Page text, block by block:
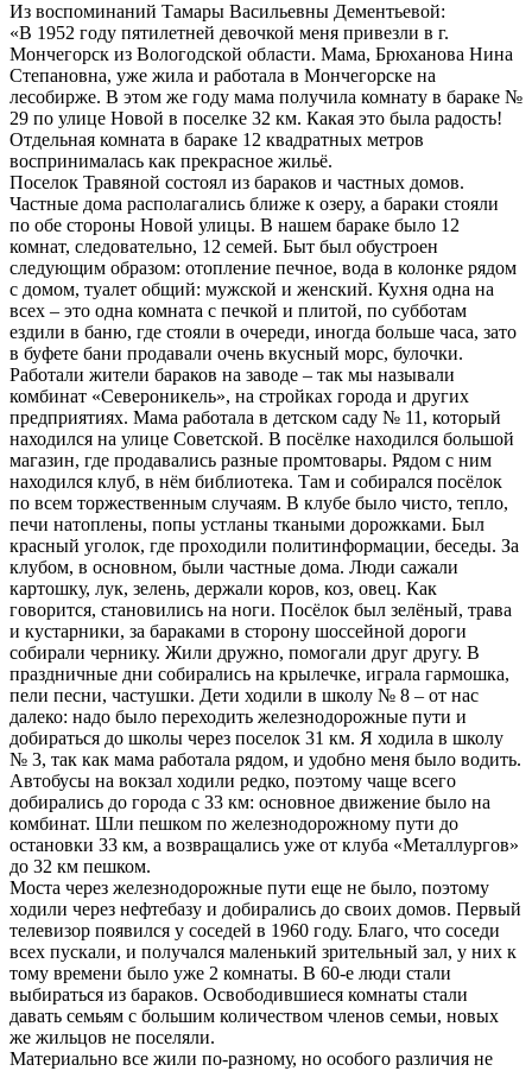
Из воспоминаний Тамары Васильевны Дементьевой:
«В 1952 году пятилетней девочкой меня привезли в г.
Мончегорск из Вологодской области. Мама, Брюханова Нина
Степановна, уже жила и работала в Мончегорске на
лесобирже. В этом же году мама получила комнату в бараке №
29 по улице Новой в поселке 32 км. Какая это была радость!
Отдельная комната в бараке 12 квадратных метров
воспринималась как прекрасное жильё.
Поселок Травяной состоял из бараков и частных домов.
Частные дома располагались ближе к озеру, а бараки стояли
по обе стороны Новой улицы. В нашем бараке было 12
комнат, следовательно, 12 семей. Быт был обустроен
следующим образом: отопление печное, вода в колонке рядом
с домом, туалет общий: мужской и женский. Кухня одна на
всех – это одна комната с печкой и плитой, по субботам
ездили в баню, где стояли в очереди, иногда больше часа, зато
в буфете бани продавали очень вкусный морс, булочки.
Работали жители бараков на заводе – так мы называли
комбинат «Североникель», на стройках города и других
предприятиях. Мама работала в детском саду № 11, который
находился на улице Советской. В посёлке находился большой
магазин, где продавались разные промтовары. Рядом с ним
находился клуб, в нём библиотека. Там и собирался посёлок
по всем торжественным случаям. В клубе было чисто, тепло,
печи натоплены, попы устланы ткаными дорожками. Был
красный уголок, где проходили политинформации, беседы. За
клубом, в основном, были частные дома. Люди сажали
картошку, лук, зелень, держали коров, коз, овец. Как
говорится, становились на ноги. Посёлок был зелёный, трава
и кустарники, за бараками в сторону шоссейной дороги
собирали чернику. Жили дружно, помогали друг другу. В
праздничные дни собирались на крылечке, играла гармошка,
пели песни, частушки. Дети ходили в школу № 8 – от нас
далеко: надо было переходить железнодорожные пути и
добираться до школы через поселок 31 км. Я ходила в школу
№ 3, так как мама работала рядом, и удобно меня было водить.
Автобусы на вокзал ходили редко, поэтому чаще всего
добирались до города с 33 км: основное движение было на
комбинат. Шли пешком по железнодорожному пути до
остановки 33 км, а возвращались уже от клуба «Металлургов»
до 32 км пешком.
Моста через железнодорожные пути еще не было, поэтому
ходили через нефтебазу и добирались до своих домов. Первый
телевизор появился у соседей в 1960 году. Благо, что соседи
всех пускали, и получался маленький зрительный зал, у них к
тому времени было уже 2 комнаты. В 60-е люди стали
выбираться из бараков. Освободившиеся комнаты стали
давать семьям с большим количеством членов семьи, новых
же жильцов не поселяли.
Материально все жили по-разному, но особого различия не